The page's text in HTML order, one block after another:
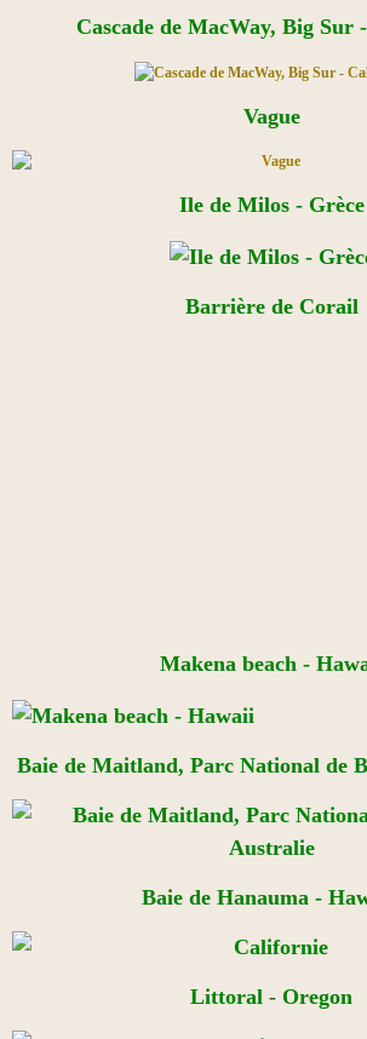
Cascade de MacWay, Big Sur
Vague
Ile de Milos - Grèce
Barrière de Corail
Makena beach -
Baie de Maitland, Parc National de
Baie de Hanauma -
Littoral - Oregon